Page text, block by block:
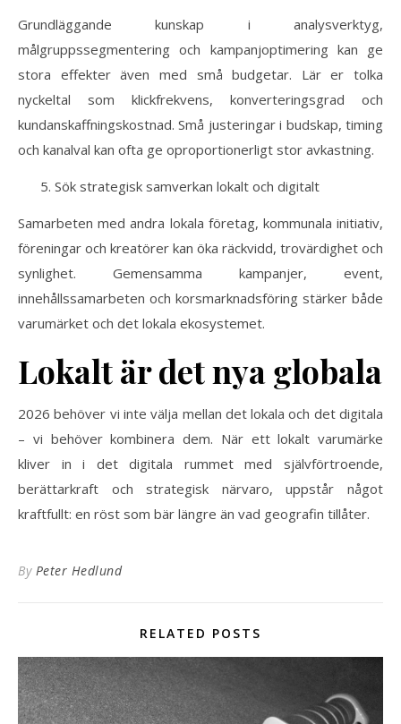
Grundläggande kunskap i analysverktyg,
målgruppssegmentering och kampanjoptimering kan ge
stora effekter även med små budgetar. Lär er tolka
nyckeltal som klickfrekvens, konverteringsgrad och
kundanskaffningskostnad. Små justeringar i budskap, timing
och kanalval kan ofta ge oproportionerligt stor avkastning.
Sök strategisk samverkan lokalt och digitalt
Samarbeten med andra lokala företag, kommunala initiativ,
föreningar och kreatörer kan öka räckvidd, trovärdighet och
synlighet. Gemensamma kampanjer, event,
innehållssamarbeten och korsmarknadsföring stärker både
varumärket och det lokala ekosystemet.
Lokalt är det nya globala
2026 behöver vi inte välja mellan det lokala och det digitala
– vi behöver kombinera dem. När ett lokalt varumärke
kliver in i det digitala rummet med självförtroende,
berättarkraft och strategisk närvaro, uppstår något
kraftfullt: en röst som bär längre än vad geografin tillåter.
By Peter Hedlund
RELATED POSTS